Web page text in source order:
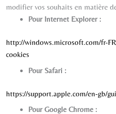
modifier vos souhaits en matière
Pour Internet Explorer :
http://windows.microsoft.com/fr-
cookies
Pour Safari :
https://support.apple.com/en-gb/
Pour Google Chrome :